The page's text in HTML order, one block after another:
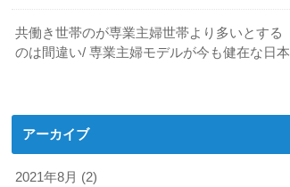
共働き世帯のが専業主婦世帯より多いとする
のは間違い/ 専業主婦モデルが今も健在な日本
アーカイブ
2021年8月 (2)